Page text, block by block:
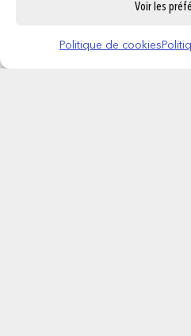
Voir les
Politique de cookies